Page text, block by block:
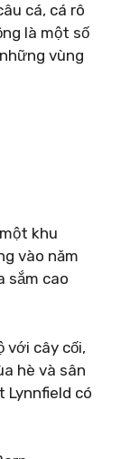
cá, cá rô
là một số
vùng
khu
vào năm
sắm cao
với cây cối,
hè và sân
có